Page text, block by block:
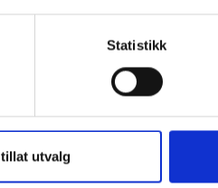
Statistikk
tillat utvalg